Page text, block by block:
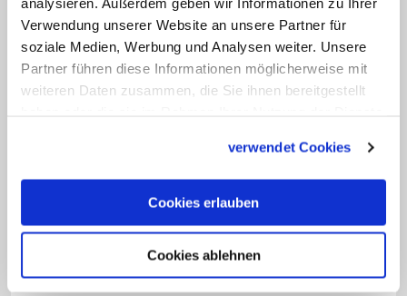
Verwendung unserer Website an unsere Partner für
soziale Medien, Werbung und Analysen weiter. Unsere
Partner führen diese Informationen möglicherweise mit
weiteren Daten zusammen, die Sie ihnen bereitgestellt
verwendet Cookies
Cookies erlauben
Cookies ablehnen
Der Kardinal bekannte, dass er sich jeden
Abend vor dem Schlafengehen bewusst
mache, wieder einen Tag näher auf den
Tod zugegangen zu sein. "Und es macht
schließlich auch, wie der Musiker
Wolfgang Amadeus Mozart einmal
gesagt habe, ein Freund sein. "Allerseelen
zeigt uns eine österliche Hoffnung, aber
eben auch eine dunkle Seite."